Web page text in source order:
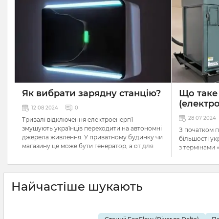
Як вибрати зарядну станцію?
12 08 2024 0
Тривалі відключення електроенергії
змушують українців переходити на автономні
джерела живлення. У приватному будинку чи
магазину це може бути генератор, а от для
рішення не підходить. Міські жителі частіше
ставлять питання, як вибрати зарядну
станцію. Розповідаємо, що це таке, а також
розбираємося в характеристиках й
Що таке
28 07 2024
З початком
більшості
з термінами
регулярних
доводиться
Найчастіше шукають